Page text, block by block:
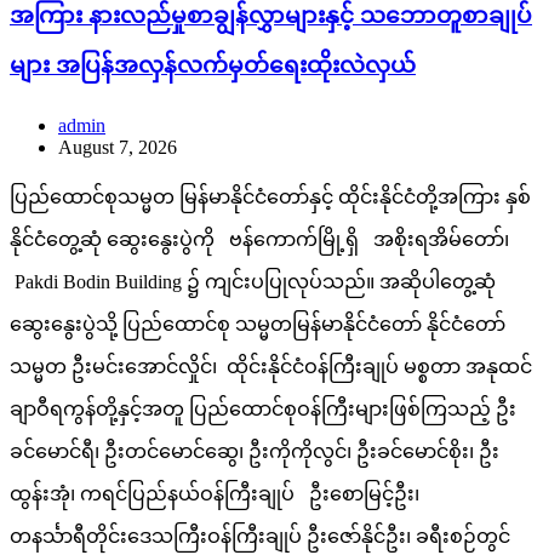
အကြား နားလည်မှုစာချွန်လွှာများနှင့် သဘောတူစာချုပ်
များ အပြန်အလှန်လက်မှတ်ရေးထိုးလဲလှယ်
admin
August 7, 2026
ပြည်ထောင်စုသမ္မတ မြန်မာနိုင်ငံတော်နှင့် ထိုင်းနိုင်ငံတို့အကြား နှစ်
နိုင်ငံတွေ့ဆုံ ဆွေးနွေးပွဲကို ဗန်ကောက်မြို့ရှိ အစိုးရအိမ်တော်၊
Pakdi Bodin Building ၌ ကျင်းပပြုလုပ်သည်။ အဆိုပါတွေ့ဆုံ
ဆွေးနွေးပွဲသို့ ပြည်ထောင်စု သမ္မတမြန်မာနိုင်ငံတော် နိုင်ငံတော်
သမ္မတ ဦးမင်းအောင်လှိုင်၊ ထိုင်းနိုင်ငံဝန်ကြီးချုပ် မစ္စတာ အနုထင်
ချာဝီရကွန်တို့နှင့်အတူ ပြည်ထောင်စုဝန်ကြီးများဖြစ်ကြသည့် ဦး
ခင်မောင်ရီ၊ ဦးတင်မောင်ဆွေ၊ ဦးကိုကိုလွင်၊ ဦးခင်မောင်စိုး၊ ဦး
ထွန်းအုံ၊ ကရင်ပြည်နယ်ဝန်ကြီးချုပ် ဦးစောမြင့်ဦး၊
တနင်္သာရီတိုင်းဒေသကြီးဝန်ကြီးချုပ် ဦးဇော်နိုင်ဦး၊ ခရီးစဉ်တွင်